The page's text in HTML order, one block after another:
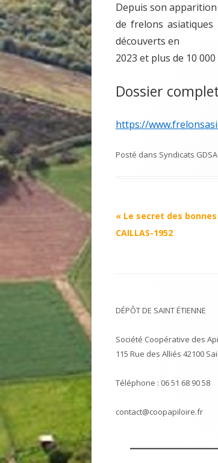
Depuis son
de frelons
découverts en
2023 et plus de 10
Dossier complet
https://
Posté dans Syndicats
Navigation
Article
« Le secret des
CAILLAS-1952
DÉPÔT DE SAINT ÉTIENNE
Société Coopérative des
115 Rue des Alliés 42100
Téléphone : 06 51 68 90 58
contact@coopapiloire.fr